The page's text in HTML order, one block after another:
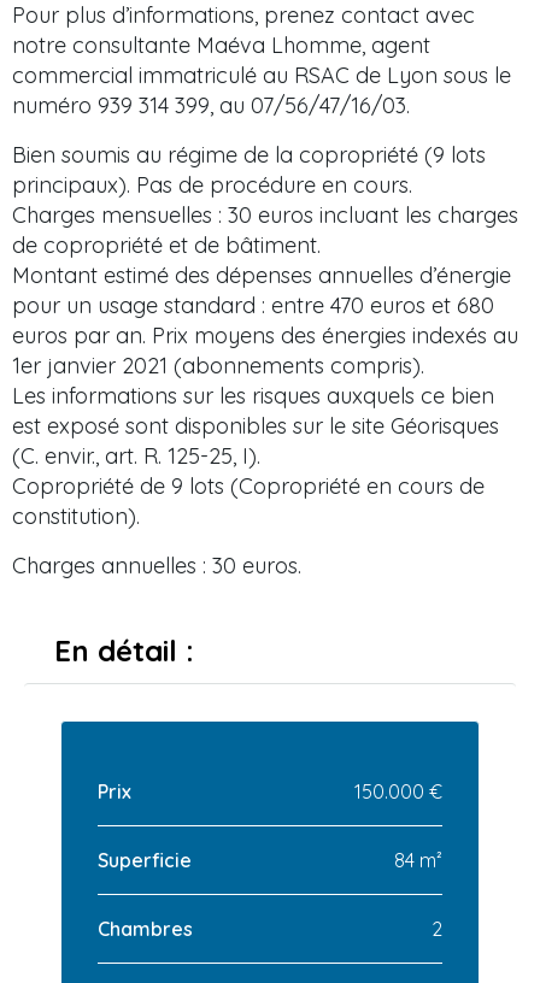
Pour plus d’informations, prenez contact avec
notre consultante Maéva Lhomme, agent
commercial immatriculé au RSAC de Lyon sous le
numéro 939 314 399, au 07/56/47/16/03.
Bien soumis au régime de la copropriété (9 lots
principaux). Pas de procédure en cours.
Charges mensuelles : 30 euros incluant les charges
de copropriété et de bâtiment.
Montant estimé des dépenses annuelles d’énergie
pour un usage standard : entre 470 euros et 680
euros par an. Prix moyens des énergies indexés au
1er janvier 2021 (abonnements compris).
Les informations sur les risques auxquels ce bien
est exposé sont disponibles sur le site Géorisques
(C. envir., art. R. 125-25, I).
Copropriété de 9 lots (Copropriété en cours de
constitution).
Charges annuelles : 30 euros.
En détail :
Prix 150.000 €
Superficie 84 m²
Chambres 2